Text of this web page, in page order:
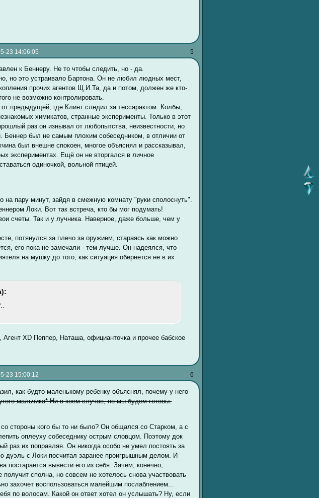
5
23 14:06:05
к Беннеру. Не то чтобы следить, но - да.
но это устраивало Бартона. Он не любил людных мест,
прочих агентов Щ.И.Та, да и потом, должен же кто-
не возможно контролировать.
предыдущей, где Клинт следил за тессарактом. Колбы,
химикатов, странные эксперименты. Только в этот
раз он изнывал от любопытства, неизвестности, но
Беннер был не самым плохим собеседником, в отличии от
был внешне спокоен, многое объяснял и рассказывал,
экспериментах. Ещё он не вторгался в личное
одиночкой, вольной птицей.
на пару минут, зайдя в смежную комнату "руки сполоснуть".
Локи. Вот так встреча, кто бы мог подумать!
счеты. Так и у лучника. Наверное, даже больше, чем у
потянулся за плечо за оружием, стараясь как можно
его пока не замечали - тем лучше. Он надеялся, что
на мушку до того, как ситуация обернется не в их
XD Пеппер, Наташа, официанточка и прочее бабское
6
23 15:00:12
как будто маленькому ребенку объяснял, почему у него
мальчика* Ни в коем случае, но мы будем готовы.
стороны кого бы то ни было? Он общался со Старком, а с
оплеуху собеседнику острым словцом. Поэтому док
раз их поправляя. Он никогда особо не умел постоять за
дуэль с Локи посчитал заранее проигрышным делом. И
постарается вывести его из себя. Зачем, конечно,
получит сполна, но совсем не хотелось снова участвовать
захочет воспользоваться малейшим послаблением...
по волосам. Какой он ответ хотел он услышать? Ну, если